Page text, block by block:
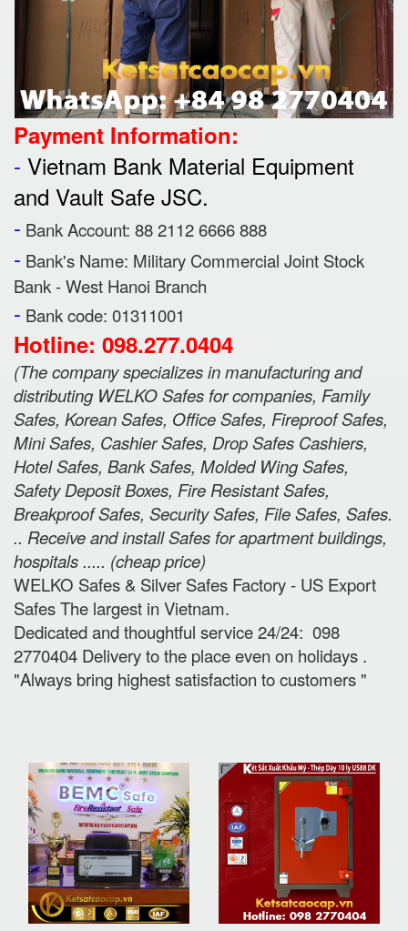
Payment Information:
- Vietnam Bank Material Equipment
and Vault Safe JSC.
- Bank Account: 88 2112 6666 888
- Bank's Name: Military Commercial Joint Stock
Bank - West Hanoi Branch
- Bank code: 01311001
Hotline: 098.277.0404
(The company specializes in manufacturing and
distributing WELKO Safes for companies, Family
Safes, Korean Safes, Office Safes, Fireproof Safes,
Mini Safes, Cashier Safes, Drop Safes Cashiers,
Hotel Safes, Bank Safes, Molded Wing Safes,
Safety Deposit Boxes, Fire Resistant Safes,
Breakproof Safes, Security Safes, File Safes, Safes.
.. Receive and install Safes for apartment buildings,
hospitals ..... (cheap price)
WELKO Safes & Silver Safes Factory - US Export
Safes The largest in Vietnam.
Dedicated and thoughtful service 24/24: 098
2770404 Delivery to the place even on holidays .
"Always bring highest satisfaction to customers "